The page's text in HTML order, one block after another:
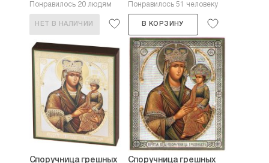
Понравилось 20 людям
НЕТ В НАЛИЧИИ
Понравилось 51 человеку
В КОРЗИНУ
Споручница грешных Споручница грешных